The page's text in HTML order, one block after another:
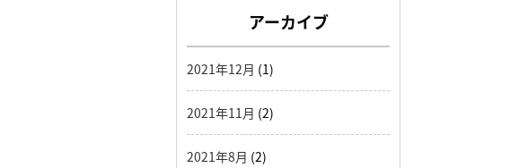
アーカイブ
2021年12月 (1)
2021年11月 (2)
2021年8月 (2)